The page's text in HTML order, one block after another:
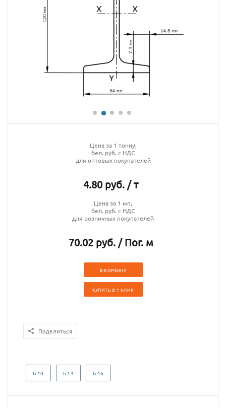
Цена за 1 тонну,
бел. руб. с НДС
для оптовых покупателей
4.80 руб. / т
Цена за 1 мп,
бел. руб. с НДС
для розничных покупателей
70.02 руб. / Пог. м
В КОРЗИНУ
КУПИТЬ В 1 КЛИК
Поделиться
Б 10 Б 14 Б 16